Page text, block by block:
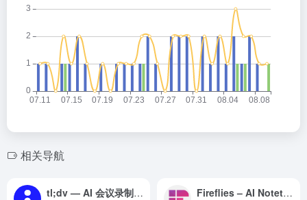
相关导航
tl;dv — AI 会议录制与智能摘要工具 Fireflies – AI Notetaker